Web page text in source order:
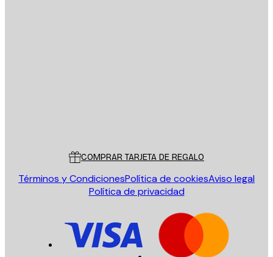
COMPRAR TARJETA DE REGALO
Términos y CondicionesPolítica de cookiesAviso legal
Política de privacidad